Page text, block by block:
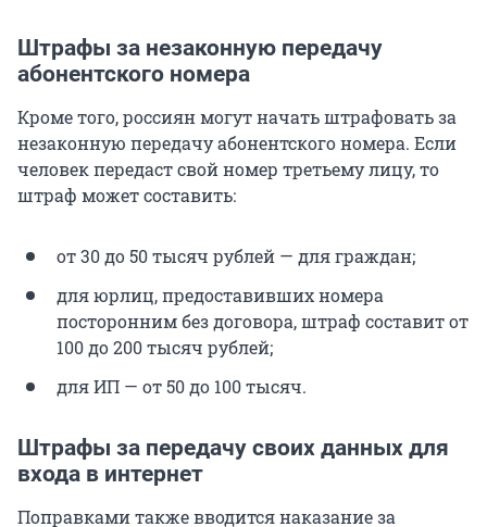
Штрафы за незаконную передачу
абонентского номера
Кроме того, россиян могут начать штрафовать за
незаконную передачу абонентского номера. Если
человек передаст свой номер третьему лицу, то
штраф может составить:
от 30 до 50 тысяч рублей — для граждан;
для юрлиц, предоставивших номера
посторонним без договора, штраф составит от
100 до 200 тысяч рублей;
для ИП — от 50 до 100 тысяч.
Штрафы за передачу своих данных для
входа в интернет
Поправками также вводится наказание за